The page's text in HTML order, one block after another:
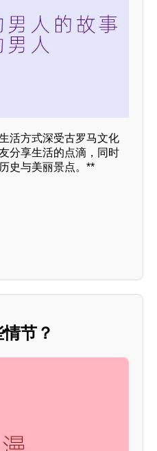
活方式深受古罗马文化
分享生活的点滴，同时
史与美丽景点。**
节？